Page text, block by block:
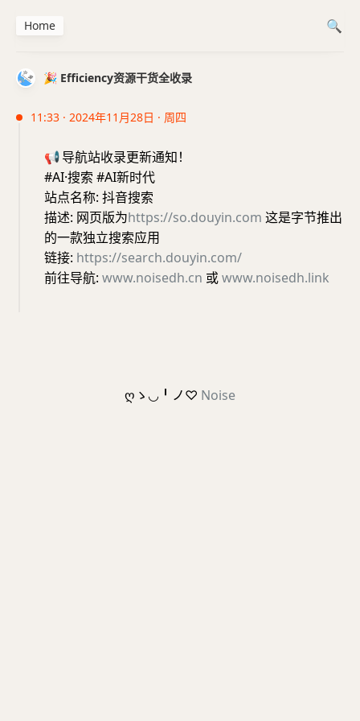
🎉 Efficiency资源干货全收录
11:33 · 2024年11月28日 · 周四
📢导航站收录更新通知！
#AI·搜索 #AI新时代
站点名称: 抖音搜索
描述: 网页版为https://so.douyin.com 这是字节推出
的一款独立搜索应用
链接: https://search.douyin.com/
前往导航: www.noisedh.cn 或www.noisedh.link
Home
ღゝ◡╹ノ♡ Noise